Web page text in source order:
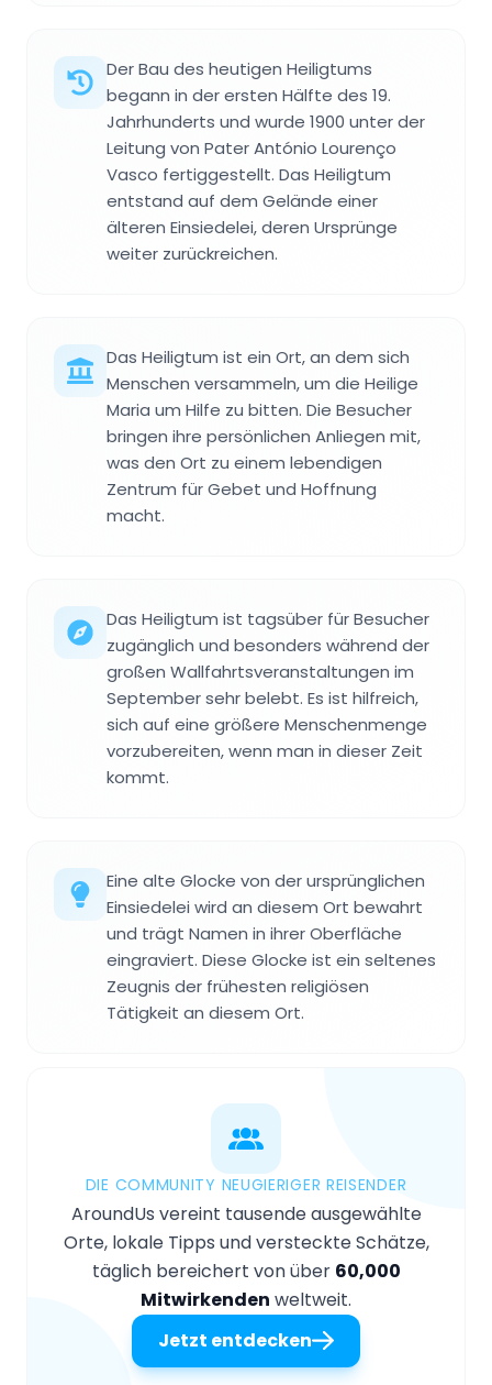
Der Bau des heutigen Heiligtums
begann in der ersten Hälfte des 19.
Jahrhunderts und wurde 1900 unter der
Leitung von Pater António Lourenço
Vasco fertiggestellt. Das Heiligtum
entstand auf dem Gelände einer
älteren Einsiedelei, deren Ursprünge
weiter zurückreichen.
Das Heiligtum ist ein Ort, an dem sich
Menschen versammeln, um die Heilige
Maria um Hilfe zu bitten. Die Besucher
bringen ihre persönlichen Anliegen mit,
was den Ort zu einem lebendigen
Zentrum für Gebet und Hoffnung
macht.
Das Heiligtum ist tagsüber für Besucher
zugänglich und besonders während der
großen Wallfahrtsveranstaltungen im
September sehr belebt. Es ist hilfreich,
sich auf eine größere Menschenmenge
vorzubereiten, wenn man in dieser Zeit
kommt.
Eine alte Glocke von der ursprünglichen
Einsiedelei wird an diesem Ort bewahrt
und trägt Namen in ihrer Oberfläche
eingraviert. Diese Glocke ist ein seltenes
Zeugnis der frühesten religiösen
Tätigkeit an diesem Ort.
DIE COMMUNITY NEUGIERIGER REISENDER
AroundUs vereint tausende ausgewählte
Orte, lokale Tipps und versteckte Schätze,
täglich bereichert von über 60,000
Mitwirkenden weltweit.
Jetzt entdecken